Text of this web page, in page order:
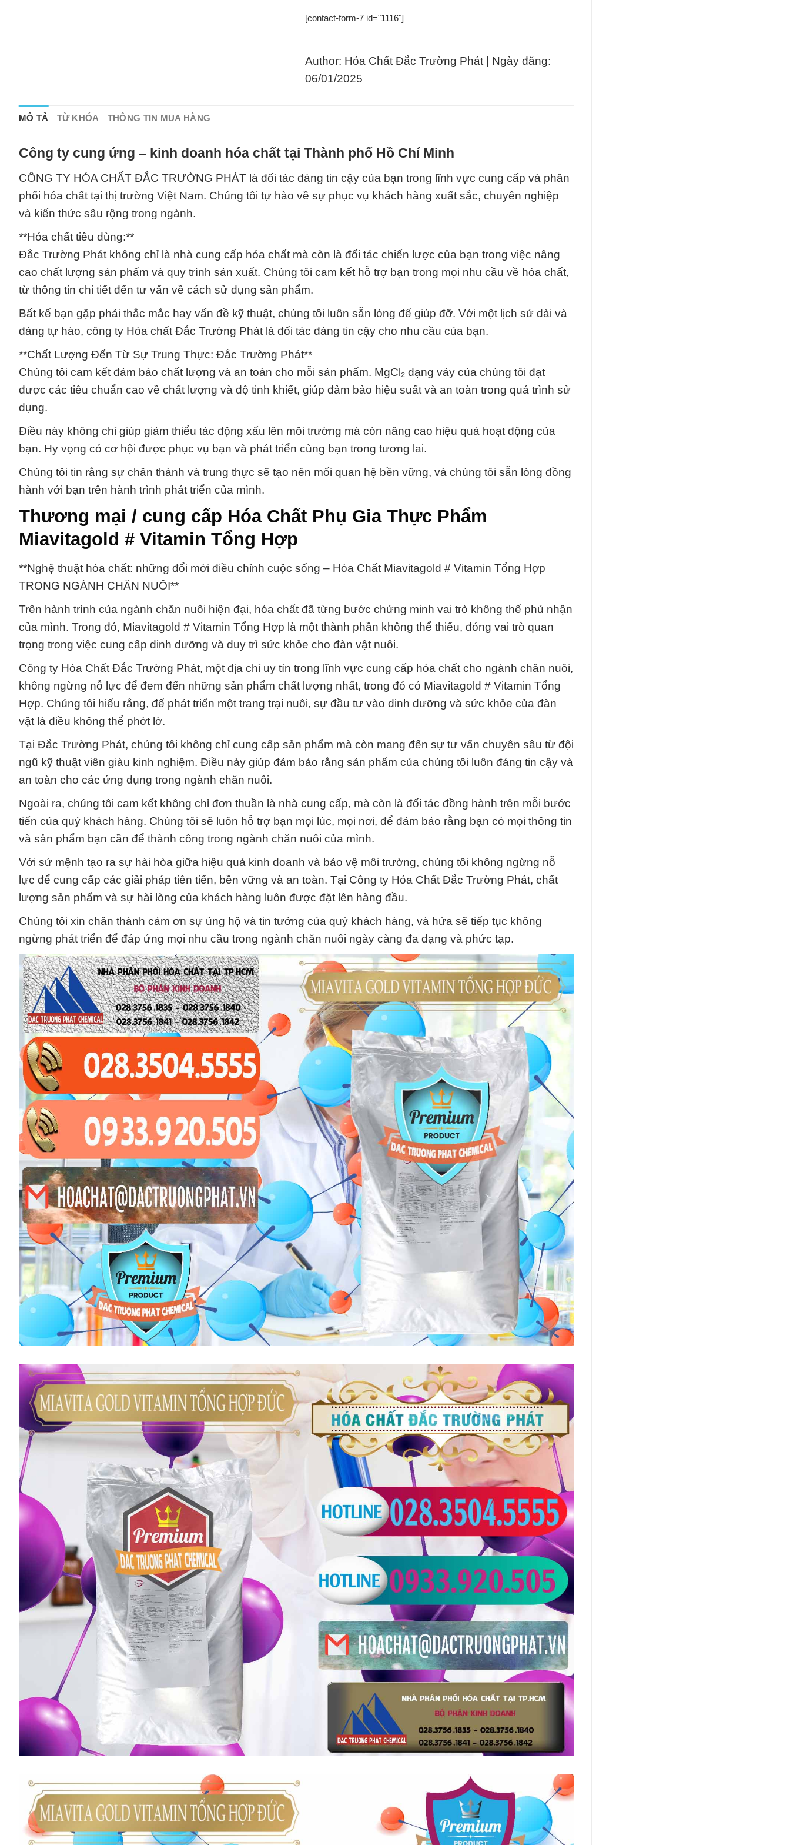
[contact-form-7 id="1116"]
Author: Hóa Chất Đắc Trường Phát | Ngày đăng:
06/01/2025
MÔ TẢ TỪ KHÓA THÔNG TIN MUA HÀNG
Công ty cung ứng – kinh doanh hóa chất tại Thành phố Hồ Chí Minh
CÔNG TY HÓA CHẤT ĐẮC TRƯỜNG PHÁT là đối tác đáng tin cậy của bạn trong lĩnh vực cung cấp và phân
phối hóa chất tại thị trường Việt Nam. Chúng tôi tự hào về sự phục vụ khách hàng xuất sắc, chuyên nghiệp
và kiến thức sâu rộng trong ngành.
**Hóa chất tiêu dùng:**
Đắc Trường Phát không chỉ là nhà cung cấp hóa chất mà còn là đối tác chiến lược của bạn trong việc nâng
cao chất lượng sản phẩm và quy trình sản xuất. Chúng tôi cam kết hỗ trợ bạn trong mọi nhu cầu về hóa chất,
từ thông tin chi tiết đến tư vấn về cách sử dụng sản phẩm.
Bất kể bạn gặp phải thắc mắc hay vấn đề kỹ thuật, chúng tôi luôn sẵn lòng để giúp đỡ. Với một lịch sử dài và
đáng tự hào, công ty Hóa chất Đắc Trường Phát là đối tác đáng tin cậy cho nhu cầu của bạn.
**Chất Lượng Đến Từ Sự Trung Thực: Đắc Trường Phát**
Chúng tôi cam kết đảm bảo chất lượng và an toàn cho mỗi sản phẩm. MgCl₂ dạng vảy của chúng tôi đạt
được các tiêu chuẩn cao về chất lượng và độ tinh khiết, giúp đảm bảo hiệu suất và an toàn trong quá trình sử
dụng.
Điều này không chỉ giúp giảm thiểu tác động xấu lên môi trường mà còn nâng cao hiệu quả hoạt động của
bạn. Hy vọng có cơ hội được phục vụ bạn và phát triển cùng bạn trong tương lai.
Chúng tôi tin rằng sự chân thành và trung thực sẽ tạo nên mối quan hệ bền vững, và chúng tôi sẵn lòng đồng
hành với bạn trên hành trình phát triển của mình.
Thương mại / cung cấp Hóa Chất Phụ Gia Thực Phẩm
Miavitagold # Vitamin Tổng Hợp
**Nghệ thuật hóa chất: những đổi mới điều chỉnh cuộc sống – Hóa Chất Miavitagold # Vitamin Tổng Hợp
TRONG NGÀNH CHĂN NUÔI**
Trên hành trình của ngành chăn nuôi hiện đại, hóa chất đã từng bước chứng minh vai trò không thể phủ nhận
của mình. Trong đó, Miavitagold # Vitamin Tổng Hợp là một thành phần không thể thiếu, đóng vai trò quan
trọng trong việc cung cấp dinh dưỡng và duy trì sức khỏe cho đàn vật nuôi.
Công ty Hóa Chất Đắc Trường Phát, một địa chỉ uy tín trong lĩnh vực cung cấp hóa chất cho ngành chăn nuôi,
không ngừng nỗ lực để đem đến những sản phẩm chất lượng nhất, trong đó có Miavitagold # Vitamin Tổng
Hợp. Chúng tôi hiểu rằng, để phát triển một trang trại nuôi, sự đầu tư vào dinh dưỡng và sức khỏe của đàn
vật là điều không thể phớt lờ.
Tại Đắc Trường Phát, chúng tôi không chỉ cung cấp sản phẩm mà còn mang đến sự tư vấn chuyên sâu từ đội
ngũ kỹ thuật viên giàu kinh nghiệm. Điều này giúp đảm bảo rằng sản phẩm của chúng tôi luôn đáng tin cậy và
an toàn cho các ứng dụng trong ngành chăn nuôi.
Ngoài ra, chúng tôi cam kết không chỉ đơn thuần là nhà cung cấp, mà còn là đối tác đồng hành trên mỗi bước
tiến của quý khách hàng. Chúng tôi sẽ luôn hỗ trợ bạn mọi lúc, mọi nơi, để đảm bảo rằng bạn có mọi thông tin
và sản phẩm bạn cần để thành công trong ngành chăn nuôi của mình.
Với sứ mệnh tạo ra sự hài hòa giữa hiệu quả kinh doanh và bảo vệ môi trường, chúng tôi không ngừng nỗ
lực để cung cấp các giải pháp tiên tiến, bền vững và an toàn. Tại Công ty Hóa Chất Đắc Trường Phát, chất
lượng sản phẩm và sự hài lòng của khách hàng luôn được đặt lên hàng đầu.
Chúng tôi xin chân thành cảm ơn sự ủng hộ và tin tưởng của quý khách hàng, và hứa sẽ tiếp tục không
ngừng phát triển để đáp ứng mọi nhu cầu trong ngành chăn nuôi ngày càng đa dạng và phức tạp.